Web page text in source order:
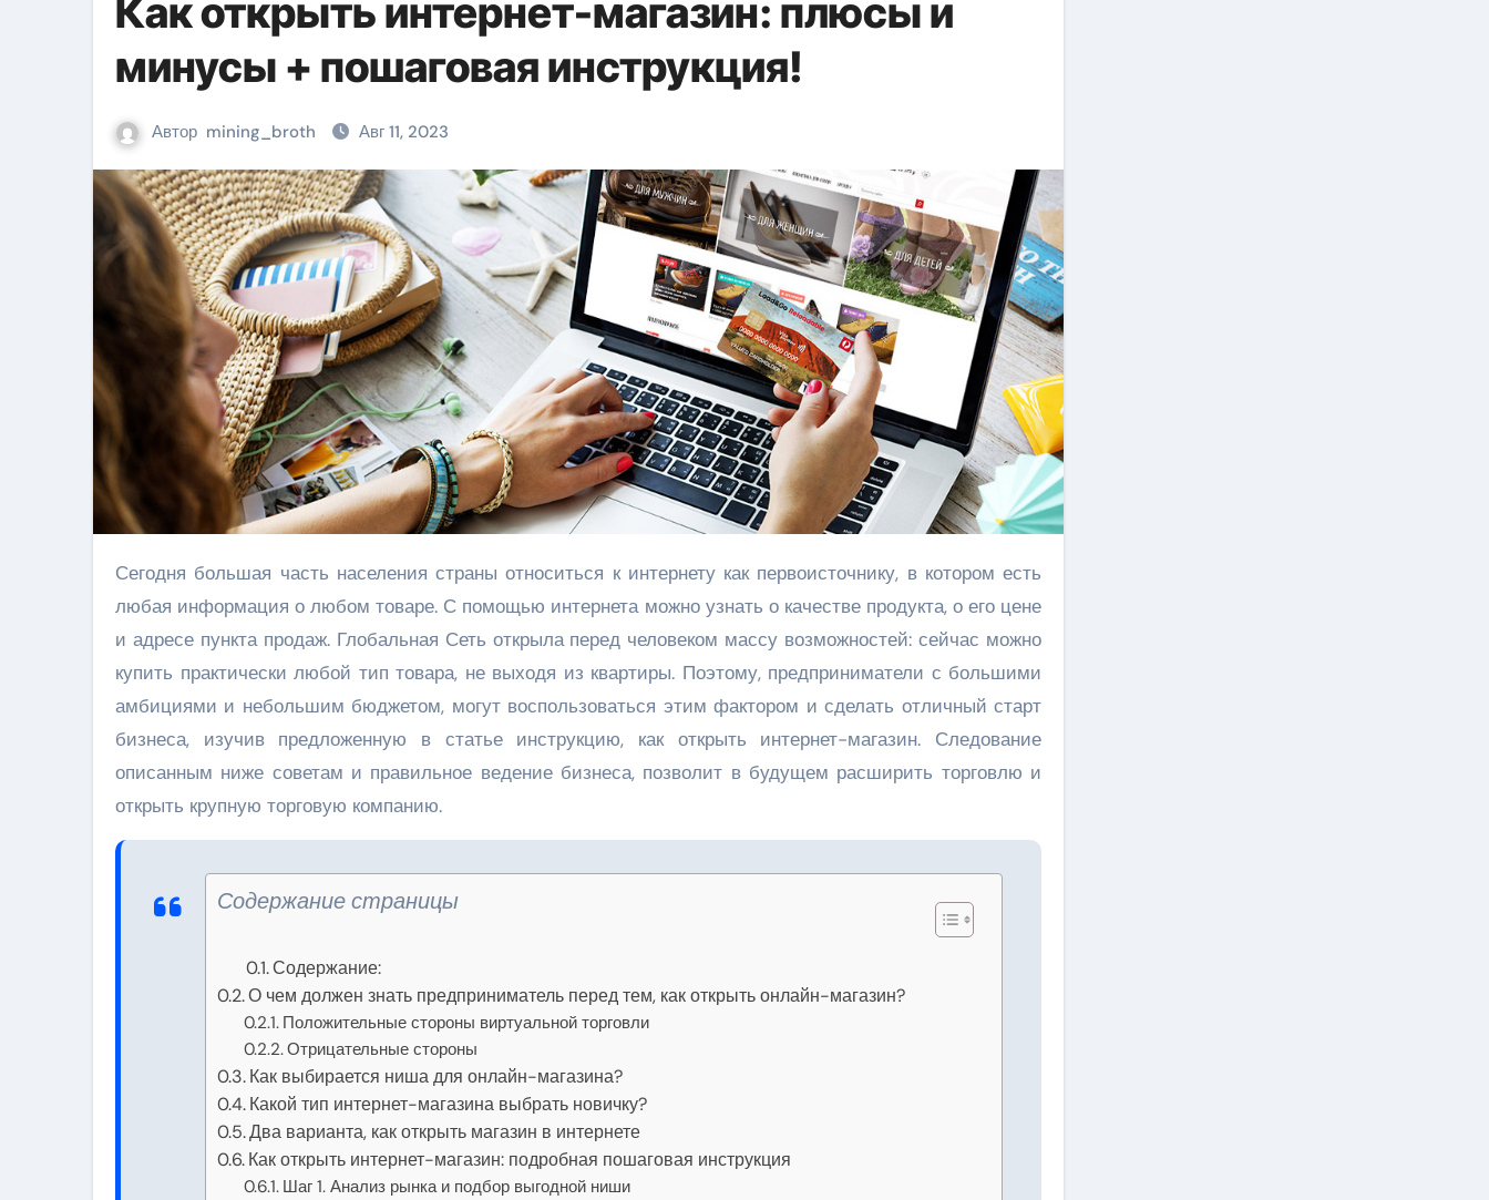
Как открыть интернет-магазин: плюсы и
минусы + пошаговая инструкция!
Автор mining_broth Авг 11, 2023
Сегодня большая часть населения страны относиться к интернету как первоисточнику, в котором есть
любая информация о любом товаре. С помощью интернета можно узнать о качестве продукта, о его цене
и адресе пункта продаж. Глобальная Сеть открыла перед человеком массу возможностей: сейчас можно
купить практически любой тип товара, не выходя из квартиры. Поэтому, предприниматели с большими
амбициями и небольшим бюджетом, могут воспользоваться этим фактором и сделать отличный старт
бизнеса, изучив предложенную в статье инструкцию, как открыть интернет-магазин. Следование
описанным ниже советам и правильное ведение бизнеса, позволит в будущем расширить торговлю и
открыть крупную торговую компанию.
Содержание страницы
Содержание:
О чем должен знать предприниматель перед тем, как открыть онлайн-магазин?
Положительные стороны виртуальной торговли
Отрицательные стороны
Как выбирается ниша для онлайн-магазина?
Какой тип интернет-магазина выбрать новичку?
Два варианта, как открыть магазин в интернете
Как открыть интернет-магазин: подробная пошаговая инструкция
Шаг 1. Анализ рынка и подбор выгодной ниши